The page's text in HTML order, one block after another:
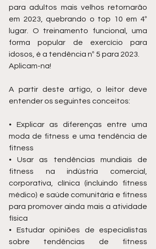
para adultos mais velhos retornarão
em 2023, quebrando o top 10 em 4º
lugar. O treinamento funcional, uma
forma popular de exercício para
idosos, é a tendência nº 5 para 2023.
Aplicam-na!
A partir deste artigo, o leitor deve
entender os seguintes conceitos:
• Explicar as diferenças entre uma
moda de fitness e uma tendência de
fitness
• Usar as tendências mundiais de
fitness na indústria comercial,
corporativa, clínica (incluindo fitness
médico) e saúde comunitária e fitness
para promover ainda mais a atividade
física
• Estudar opiniões de especialistas
sobre tendências de fitness